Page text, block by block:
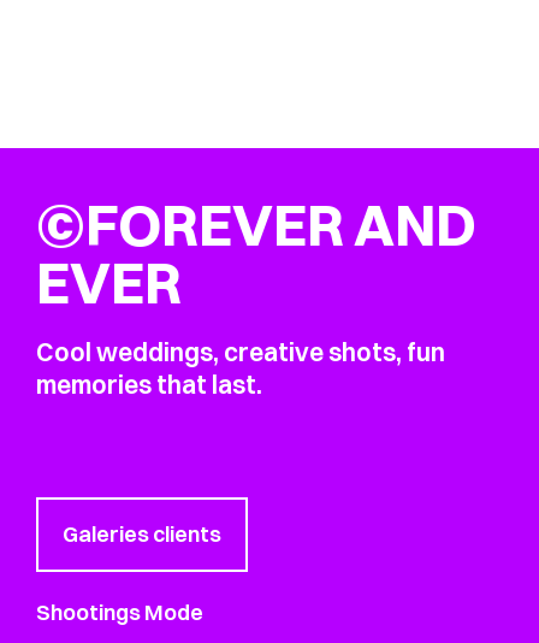
©FOREVER AND
EVER
Cool weddings, creative shots, fun
memories that last.
Galeries clients
Shootings Mode